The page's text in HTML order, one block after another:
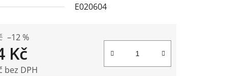
E020604
–12 %
Kč
bez DPH